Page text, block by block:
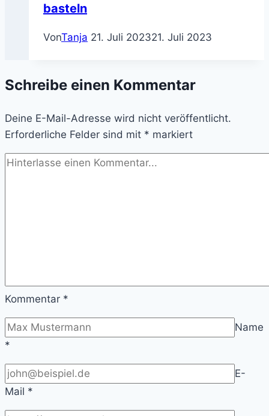
basteln
VonTanja 21. Juli 202321. Juli 2023
Schreibe einen Kommentar
Deine E-Mail-Adresse wird nicht veröffentlicht.
Erforderliche Felder sind mit * markiert
Kommentar *
Name
*
E-
Mail *